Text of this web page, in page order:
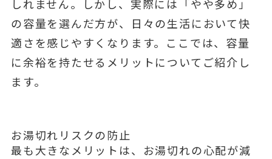
しれません。しかし、実際には「やや多め」
の容量を選んだ方が、日々の生活において快
適さを感じやすくなります。ここでは、容量
に余裕を持たせるメリットについてご紹介し
ます。
お湯切れリスクの防止
最も大きなメリットは、お湯切れの心配が減